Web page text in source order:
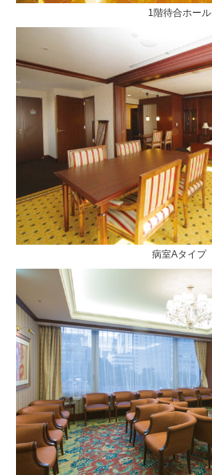
1階待合ホール
病室Aタイプ